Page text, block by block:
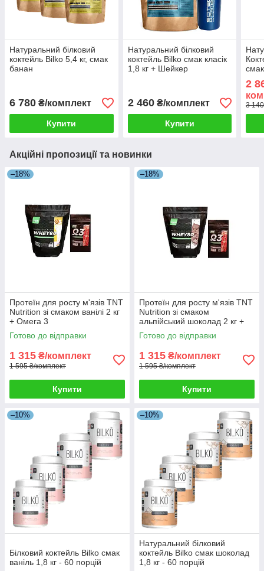
Натуральний білковий
коктейль Bilko 5,4 кг, смак
банан
6 780 ₴/комплект
Купити
Натуральний білковий
коктейль Bilko смак класік
1,8 кг + Шейкер
2 460₴/комплект
Купити
2
3
Акційні пропозиції та новинки
–18%
Протеїн для росту м'язів TNT
Nutrition зі смаком ванілі 2 кг
+ Омега 3
Готово до відправки
1 315 ₴/комплект
1 595 ₴/комплект
Купити
–18%
Протеїн для росту м'язів TNT
Nutrition зі смаком
альпійський шоколад 2 кг +
Омега 3
Готово до відправки
1 315 ₴/комплект
1 595 ₴/комплект
Купити
–10%
Білковий коктейль Bilko смак
ваніль 1,8 кг - 60 порцій
–10%
Натуральний білковий
коктейль Bilko смак шоколад
1,8 кг - 60 порцій